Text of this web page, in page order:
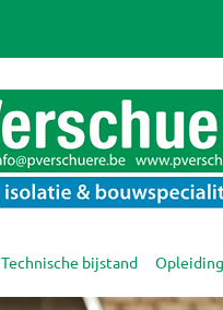
Technische bijstand